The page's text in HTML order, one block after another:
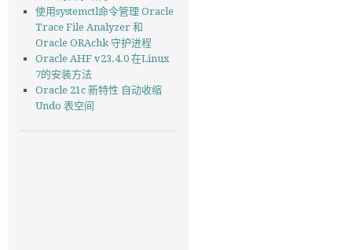
使用systemctl命令管理 Oracle
Trace File Analyzer 和
Oracle ORAchk 守护进程
Oracle AHF v23.4.0 在Linux
7的安装方法
Oracle 21c 新特性 自动收缩
Undo 表空间